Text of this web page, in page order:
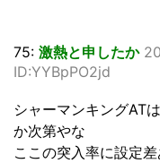
75: 激熱と申したか
ID:YYBpPO2jd
シャーマンキングAT
か次第やな
ここの突入率に設定